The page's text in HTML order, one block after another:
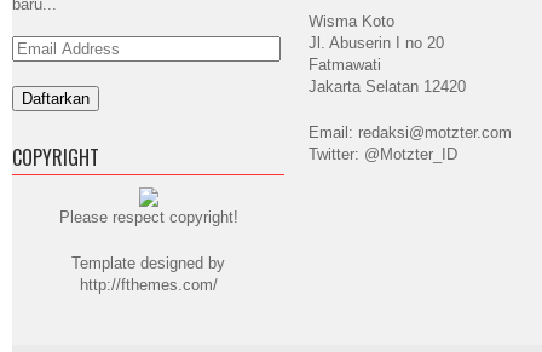
baru...
Email
Address
COPYRIGHT
Please respect copyright!
Template designed by
http://fthemes.com/
Wisma Koto
Jl. Abuserin I no 20
Fatmawati
Jakarta Selatan 12420
Email: redaksi@motzter.com
Twitter: @Motzter_ID